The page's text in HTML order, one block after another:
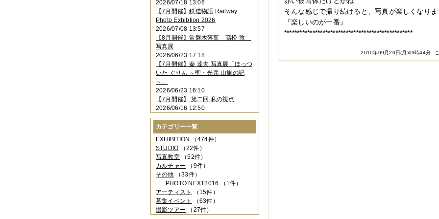
そんな感じで撮り続けると、写真が楽しくなりま
『楽しいのが一番』
**************************************************
2010年09月20日(月)03時44分
2023年11月 （4件）
2023年10月（3件）
2023年09月（4件）
2023年08月 （1件）
2023年06月（3件）
2023年05月
2023年04月 （2件）
2023年03月（5件）
2023年02月（3件）
2023年01月
2022年12月 （3件）
2022年11月（2件）
2022年10月（4件）
2022年09月（2件）
2022年08月
（3件）
2022年07月（3件）
2022年05月（4件）
2022年04月（2件）
2022年03月
（5件）
2022年02月（3件）
2022年01月（3件）
2021年12月（2件）
2021年11月（3件）
2021年10月
（1件）
2026/07/18 13:06
【7月開催】鉄道物語 Railway
Photo Exhibtion 2026
2026/07/08 13:57
【8月開催】常磐木落葉 高松 敦
写真展
2026/06/23 17:18
【7月開催】秦 達夫 写真展「ほっつ
いた ぐりん ～聖・光岳 山旅の記
～」
2026/06/23 16:10
【7月開催】 第二回 私の視点
2026/06/16 12:50
カテゴリー一覧
EXHIBITION （474件）
STUDIO （22件）
写真教室（52件）
カルチャー （9件）
その他 （33件）
PHOTO NEXT2016 （1件）
アーティスト
（15件）
募集イベント
（63件）
撮影ツアー （27件）